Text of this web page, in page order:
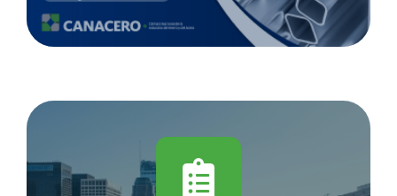
El acero en la actualización de las normas
técnicas complementarias del reglamento